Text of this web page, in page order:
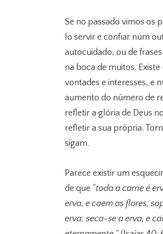
Se no passado vimos os
lo servir e confiar num
autocuidado, ou de
na boca de muitos.
vontades e interesses, e
aumento do número de
refletir a glória de Deus
refletir a sua própria.
sigam.
Parece existir um
de que “toda a carne é
erva, e caem as flores,
erva; seca-se a erva, e